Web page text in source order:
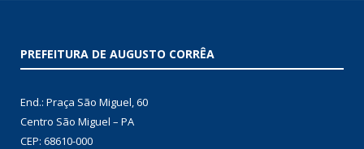
PREFEITURA DE AUGUSTO CORRÊA
End.: Praça São Miguel, 60
Centro São Miguel – PA
CEP: 68610-000